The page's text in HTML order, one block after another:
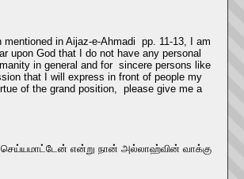
in Aijaz-e-Ahmadi pp. 11-13, I am
upon God that I do not have any personal
in general and for sincere persons like
that I will express in front of people my
of the grand position, please give me a
என்று நான் அல்லாஹ்வின் வாக்கு